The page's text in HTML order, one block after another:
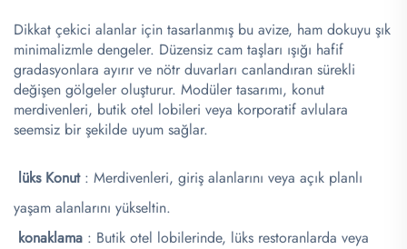
Dikkat çekici alanlar için tasarlanmış bu avize, ham dokuyu şık
minimalizmle dengeler. Düzensiz cam taşları ışığı hafif
gradasyonlara ayırır ve nötr duvarları canlandıran sürekli
değişen gölgeler oluşturur. Modüler tasarımı, konut
merdivenleri, butik otel lobileri veya korporatif avlulara
seemsiz bir şekilde uyum sağlar.
lüks Konut ​: Merdivenleri, giriş alanlarını veya açık planlı
yaşam alanlarını yükseltin.
konaklama ​: Butik otel lobilerinde, lüks restoranlarda veya